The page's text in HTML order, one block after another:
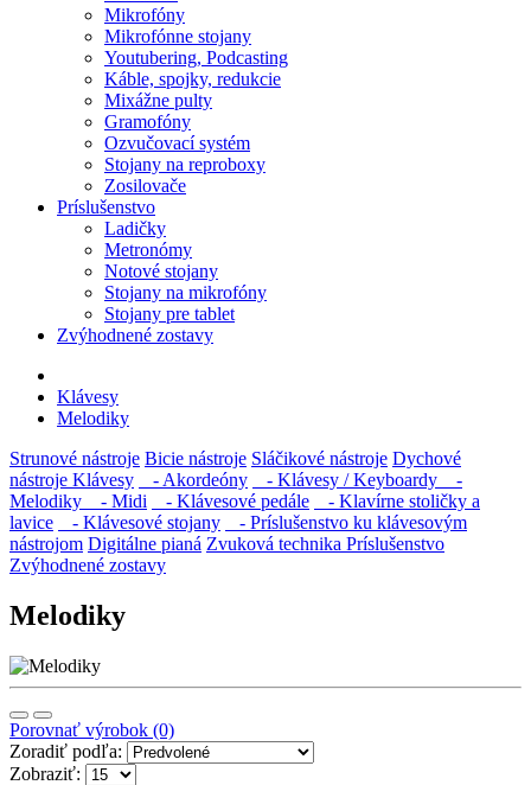
Mikrofóny
Mikrofónne stojany
Youtubering, Podcasting
Káble, spojky, redukcie
Mixážne pulty
Gramofóny
Ozvučovací systém
Stojany na reproboxy
Zosilovače
Príslušenstvo
Ladičky
Metronómy
Notové stojany
Stojany na mikrofóny
Stojany pre tablet
Zvýhodnené zostavy
Klávesy
Melodiky
Strunové nástroje Bicie nástroje Sláčikové nástroje Dychové
nástroje Klávesy - Akordeóny - Klávesy / Keyboardy
-
Melodiky
- Midi - Klávesové pedále
- Klavírne stoličky a
lavice
- Klávesové stojany
- Príslušenstvo ku klávesovým
nástrojom Digitálne pianá Zvuková technika Príslušenstvo
Zvýhodnené zostavy
Melodiky
Porovnať výrobok (0)
Zoradiť podľa:
Zobraziť: